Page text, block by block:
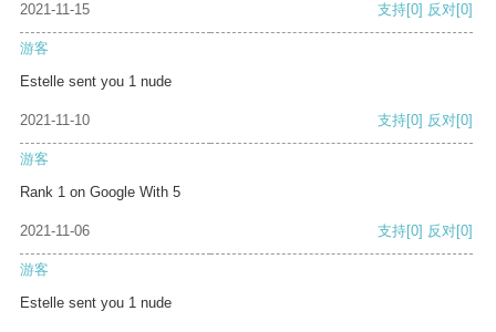
2021-11-15 支持[0] 反对[0]
游客
Estelle sent you 1 nude
2021-11-10 支持[0] 反对[0]
游客
Rank 1 on Google With 5
2021-11-06 支持[0] 反对[0]
游客
Estelle sent you 1 nude